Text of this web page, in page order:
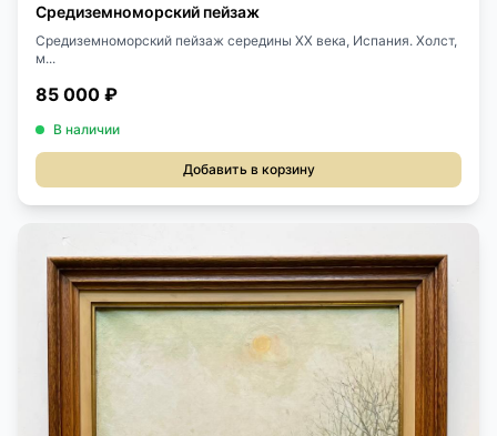
Средиземноморский пейзаж
Средиземноморский пейзаж середины XX века, Испания. Холст,
м...
85 000 ₽
В наличии
Добавить в корзину